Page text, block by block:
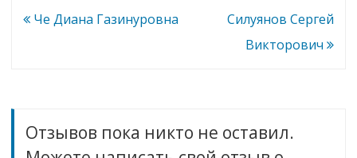
Навигация
Че Диана Газинуровна
Силуянов Сергей
Викторович
Отзывов пока никто не оставил.